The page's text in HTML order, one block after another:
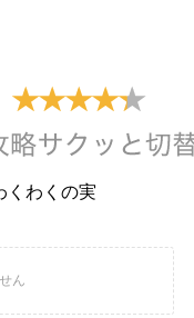
くわくの実